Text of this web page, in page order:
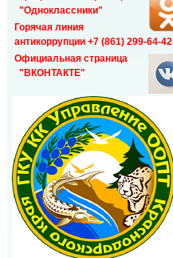
"Одноклассники"
Горячая линия
антикоррупции +7 (861) 299-64-42
Официальная страница
"ВКОНТАКТЕ"